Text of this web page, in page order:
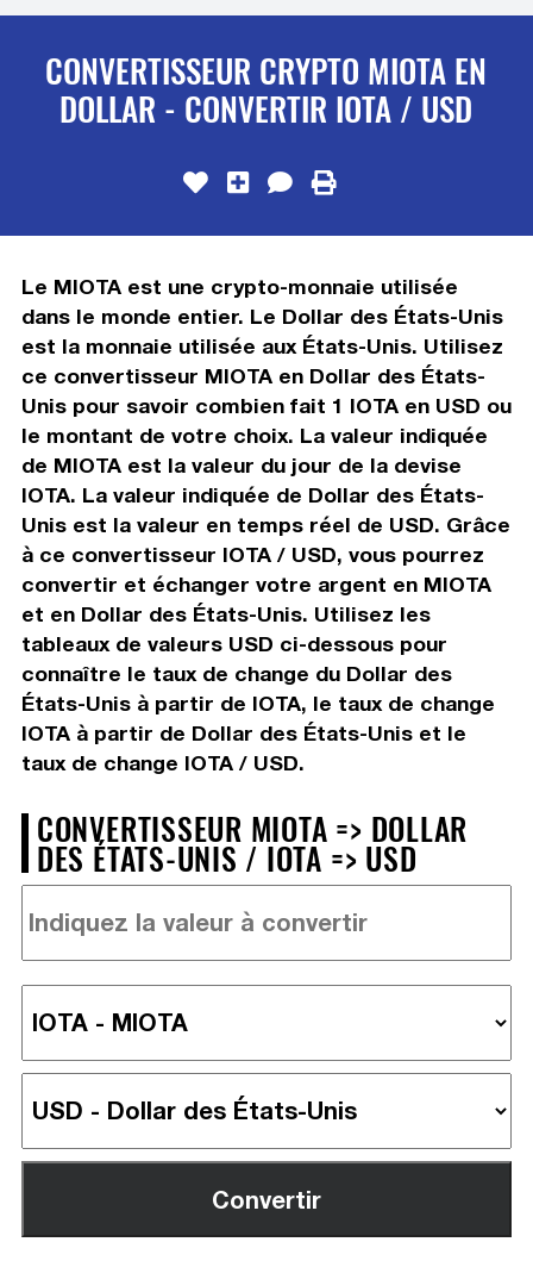
CONVERTISSEUR CRYPTO MIOTA EN
DOLLAR - CONVERTIR IOTA / USD
Le MIOTA est une crypto-monnaie utilisée
dans le monde entier. Le Dollar des États-Unis
est la monnaie utilisée aux États-Unis. Utilisez
ce convertisseur MIOTA en Dollar des États-
Unis pour savoir combien fait 1 IOTA en USD ou
le montant de votre choix. La valeur indiquée
de MIOTA est la valeur du jour de la devise
IOTA. La valeur indiquée de Dollar des États-
Unis est la valeur en temps réel de USD. Grâce
à ce convertisseur IOTA / USD, vous pourrez
convertir et échanger votre argent en MIOTA
et en Dollar des États-Unis. Utilisez les
tableaux de valeurs USD ci-dessous pour
connaître le taux de change du Dollar des
États-Unis à partir de IOTA, le taux de change
IOTA à partir de Dollar des États-Unis et le
taux de change IOTA / USD.
CONVERTISSEUR MIOTA => DOLLAR
DES ÉTATS-UNIS / IOTA => USD